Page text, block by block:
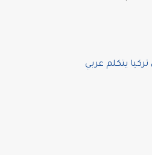
يتكلم عربي